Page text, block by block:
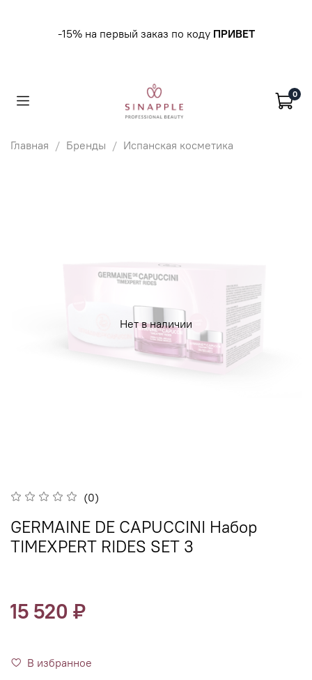
-15% на первый заказ по коду ПРИВЕТ
0
Главная Бренды Испанская косметика
Нет в наличии
(0)
GERMAINE DE CAPUCCINI Набор
TIMEXPERT RIDES SET 3
15 520 ₽
В избранное